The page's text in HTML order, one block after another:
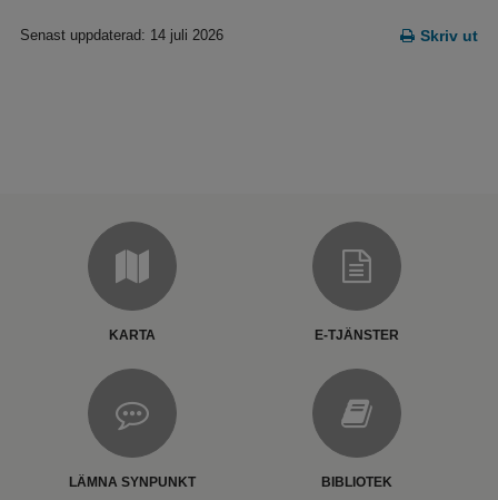
Skriv ut
Senast uppdaterad: 14 juli 2026
KARTA E-TJÄNSTER
LÄMNA SYNPUNKT BIBLIOTEK